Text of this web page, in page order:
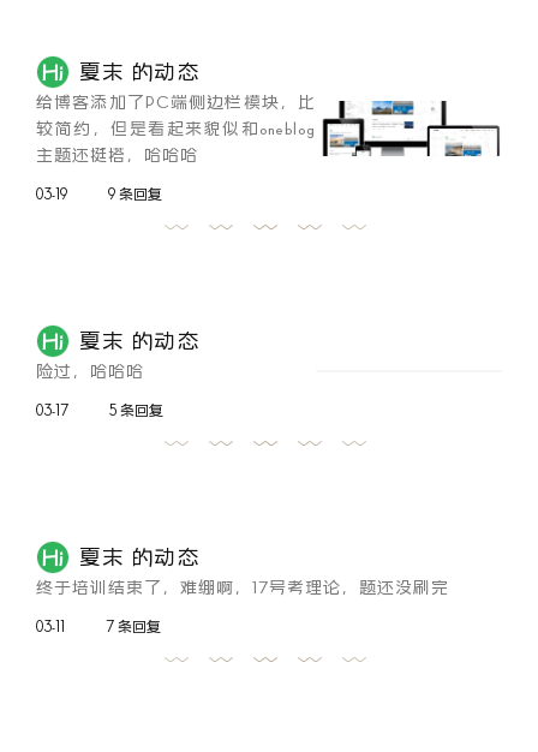
夏末 的动态
给博客添加了PC端侧边栏模块，比
较简约，但是看起来貌似和oneblog
主题还挺搭，哈哈哈
03-19 9 条回复
夏末 的动态
险过，哈哈哈
03-17 5 条回复
夏末 的动态
终于培训结束了，难绷啊，17号考理论，题还没刷完
03-11 7 条回复